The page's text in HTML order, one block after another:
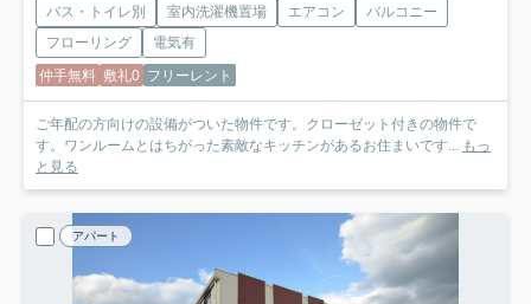
バス・トイレ別 室内洗濯機置場 エアコン
バルコニー
フローリング
電気有
仲手無料 敷礼0 フリーレント
ご年配の方向けの設備がついた物件です。クローゼット付きの物件で
す。ワンルームとはちがった素敵なキッチンがあるお住まいです... もっ
と見る
アパート